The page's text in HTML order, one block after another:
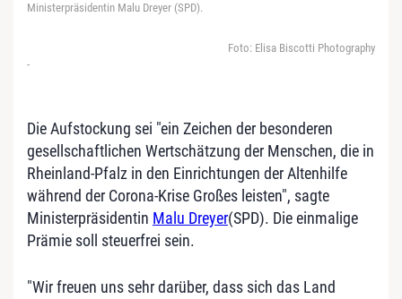
Ministerpräsidentin Malu Dreyer (SPD).
Foto: Elisa Biscotti Photography
-
Die Aufstockung sei "ein Zeichen der besonderen
gesellschaftlichen Wertschätzung der Menschen, die in
Rheinland-Pfalz in den Einrichtungen der Altenhilfe
während der Corona-Krise Großes leisten", sagte
Ministerpräsidentin Malu Dreyer(SPD). Die einmalige
Prämie soll steuerfrei sein.
"Wir freuen uns sehr darüber, dass sich das Land